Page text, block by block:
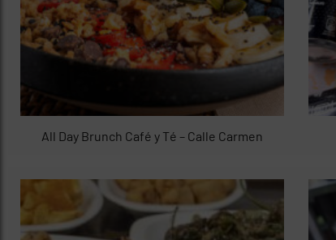
All Day Brunch Café y Té – Calle Carmen